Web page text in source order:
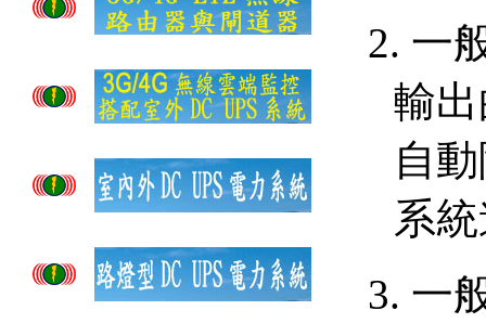
2. 一
輸
自
系
3. 一